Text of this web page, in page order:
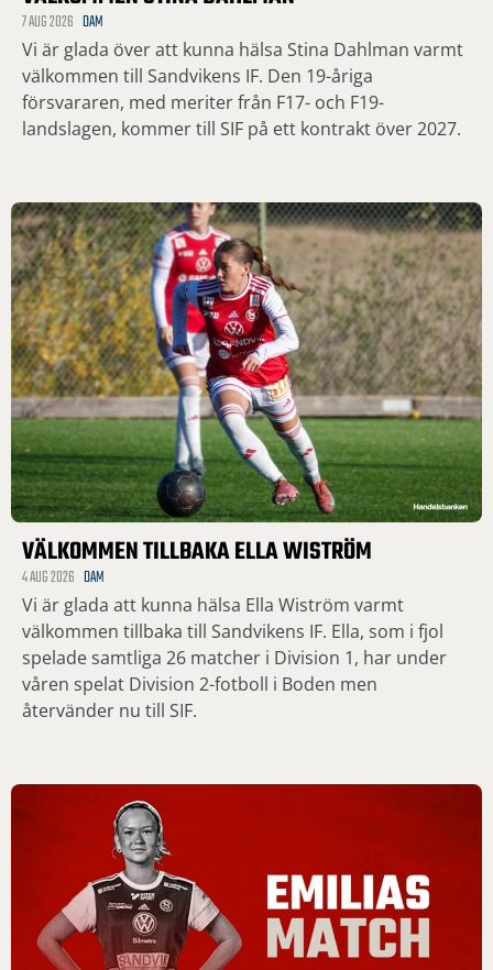
7 AUG 2026 DAM
Vi är glada över att kunna hälsa Stina Dahlman varmt
välkommen till Sandvikens IF. Den 19-åriga
försvararen, med meriter från F17- och F19-
landslagen, kommer till SIF på ett kontrakt över 2027.
VÄLKOMMEN TILLBAKA ELLA WISTRÖM
4 AUG 2026 DAM
Vi är glada att kunna hälsa Ella Wiström varmt
välkommen tillbaka till Sandvikens IF. Ella, som i fjol
spelade samtliga 26 matcher i Division 1, har under
våren spelat Division 2-fotboll i Boden men
återvänder nu till SIF.